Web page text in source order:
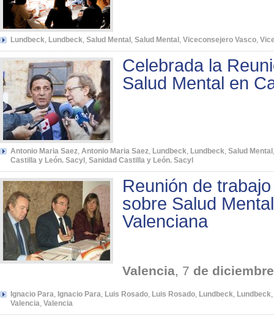
Lundbeck Lundbeck Salud Mental Salud Mental Viceconsejero Vasco
Celebrada la
Salud Mental en
Antonio Maria Saez Antonio Maria Saez Lundbeck Lundbeck Salud Mental
Castilla y León. Sacyl Sanidad Castilla y León. Sacyl
Reunión de
sobre Salud
Valenciana
Valencia , 7 de
Ignacio Para Ignacio Para Luis Rosado Luis Rosado Lundbeck Lundbeck
Valencia Valencia